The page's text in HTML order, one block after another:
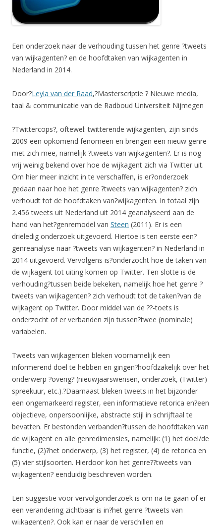
Een onderzoek naar de verhouding tussen het genre ?tweets
van wijkagenten? en de hoofdtaken van wijkagenten in
Nederland in 2014.
Door?Leyla van der Raad,?Masterscriptie ? Nieuwe media,
taal & communicatie van de Radboud Universiteit Nijmegen
?Twittercops?, oftewel: twitterende wijkagenten, zijn sinds
2009 een opkomend fenomeen en brengen een nieuw genre
met zich mee, namelijk ?tweets van wijkagenten?. Er is nog
vrij weinig bekend over hoe de wijkagent zich via Twitter uit.
Om hier meer inzicht in te verschaffen, is er?onderzoek
gedaan naar hoe het genre ?tweets van wijkagenten? zich
verhoudt tot de hoofdtaken van?wijkagenten. In totaal zijn
2.456 tweets uit Nederland uit 2014 geanalyseerd aan de
hand van het?genremodel van Steen (2011). Er is een
drieledig onderzoek uitgevoerd. Hiertoe is ten eerste een?
genreanalyse naar ?tweets van wijkagenten? in Nederland in
2014 uitgevoerd. Vervolgens is?onderzocht hoe de taken van
de wijkagent tot uiting komen op Twitter. Ten slotte is de
verhouding?tussen beide bekeken, namelijk hoe het genre ?
tweets van wijkagenten? zich verhoudt tot de taken?van de
wijkagent op Twitter. Door middel van de ??-toets is
onderzocht of er verbanden zijn tussen?twee (nominale)
variabelen.
Tweets van wijkagenten bleken voornamelijk een
informerend doel te hebben en gingen?hoofdzakelijk over het
onderwerp ?overig? (nieuwjaarswensen, onderzoek, (Twitter)
spreekuur, etc.).?Daarnaast bleken tweets in het bijzonder
een ongemarkeerd register, een informatieve retorica en?een
objectieve, onpersoonlijke, abstracte stijl in schrijftaal te
bevatten. Er bestonden verbanden?tussen de hoofdtaken van
de wijkagent en alle genredimensies, namelijk: (1) het doel/de
functie, (2)?het onderwerp, (3) het register, (4) de retorica en
(5) vier stijlsoorten. Hierdoor kon het genre??tweets van
wijkagenten? eenduidig beschreven worden.
Een suggestie voor vervolgonderzoek is om na te gaan of er
een verandering zichtbaar is in?het genre ?tweets van
wijkagenten?. Ook kan er naar de verschillen en